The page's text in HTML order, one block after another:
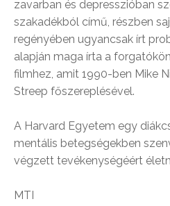
zavarban és depresszióban
szakadékból című, részben
regényében ugyancsak írt
alapján maga írta a
filmhez, amit 1990-ben Mike
Streep főszereplésével.
A Harvard Egyetem egy
mentális betegségekben
végzett tevékenységéért
MTI